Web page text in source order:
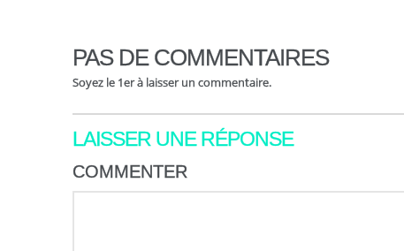
PAS DE COMMENTAIRES
Soyez le 1er à laisser un commentaire.
LAISSER UNE RÉPONSE
COMMENTER